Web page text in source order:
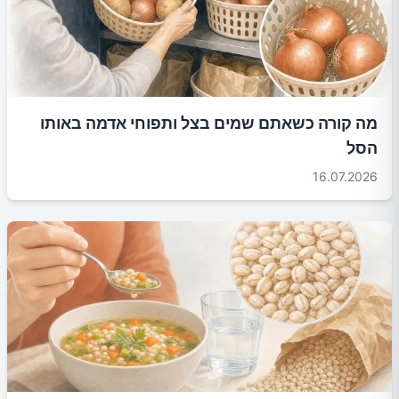
מה קורה כשאתם שמים בצל ותפוחי אדמה באותו
הסל
16.07.2026